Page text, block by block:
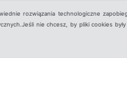
rozwiązania technologiczne
nie chcesz, by pliki cookies